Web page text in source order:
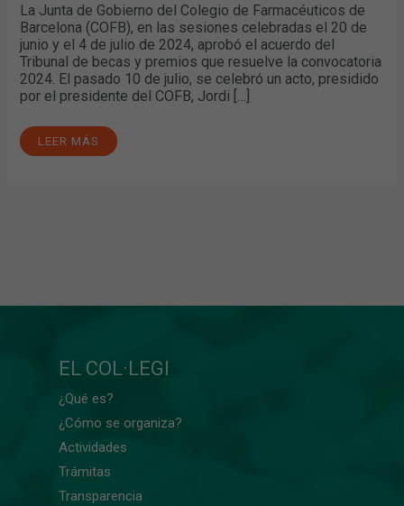
La Junta de Gobierno del Colegio de Farmacéuticos de
Barcelona (COFB), en las sesiones celebradas el 20 de
junio y el 4 de julio de 2024, aprobó el acuerdo del
Tribunal de becas y premios que resuelve la convocatoria
2024. El pasado 10 de julio, se celebró un acto, presidido
por el presidente del COFB, Jordi […]
LEER MÁS
EL COL·LEGI
¿Qué es?
¿Cómo se organiza?
Actividades
Trámitas
Transparencia